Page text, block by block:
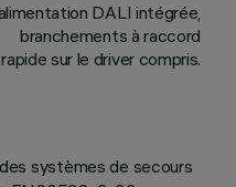
DALI intégrée,
branchements à raccord
rapide sur le driver compris.
systèmes de secours